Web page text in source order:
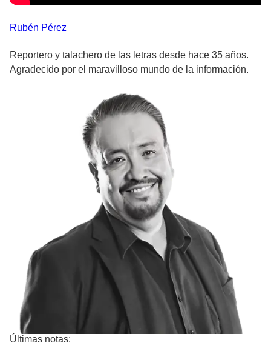
Rubén Pérez
Reportero y talachero de las letras desde hace 35 años.
Agradecido por el maravilloso mundo de la información.
Últimas notas: